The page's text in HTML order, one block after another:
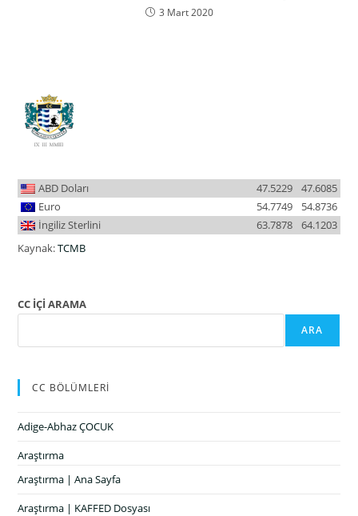
3 Mart 2020
ABD Doları 47.6085
47.5229
Euro
54.8736
54.7749
İngiliz Sterlini
64.1203
63.7878
Kaynak:TCMB
CC İÇİ ARAMA
ARA
CC BÖLÜMLERİ
Adige-Abhaz ÇOCUK
Araştırma
Araştırma | Ana Sayfa
Araştırma | KAFFED Dosyası